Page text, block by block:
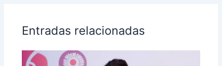
Entradas relacionadas